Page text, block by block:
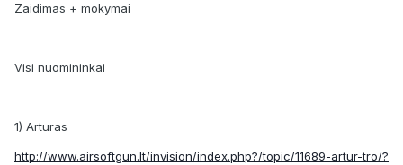
Zaidimas + mokymai
Visi nuomininkai
1) Arturas
http://www.airsoftgun.lt/invision/index.php?/topic/11689-artur-tro/?